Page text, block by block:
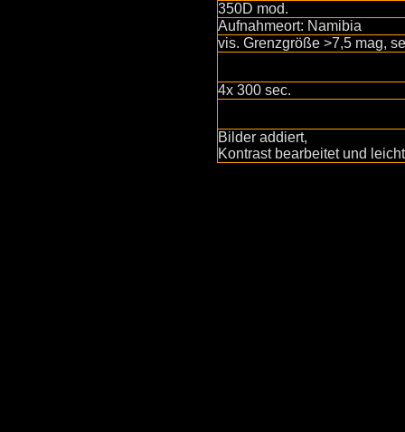
350D mod.
Aufnahmeort: Namibia
vis. Grenzgröße >7,5 mag,
4x 300 sec.
Bilder addiert,
Kontrast bearbeitet und